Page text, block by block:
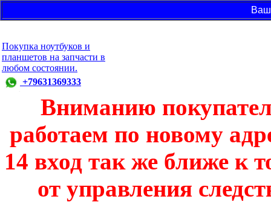
Покупка ноутбуков и
планшетов на запчасти в
любом состоянии.
+79631369333
Вниманию
работаем по новому
14 вход так же ближе к
от управления